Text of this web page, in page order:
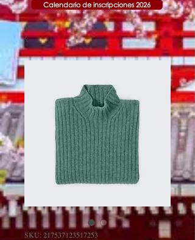
Calendario de inscripciones 2026
SKU: 217537123517253